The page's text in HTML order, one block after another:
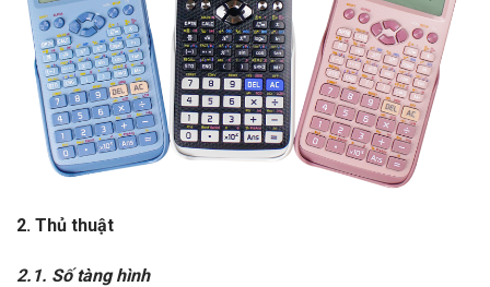
2. Thủ thuật
2.1. Số tàng hình